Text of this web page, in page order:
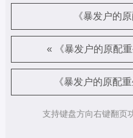
《暴发户的
« 《暴发户的原配
《暴发户的原配
支持键盘方向右键翻页